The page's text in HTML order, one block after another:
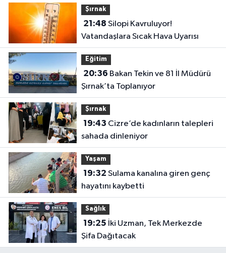
Şırnak
21:48
Vatandaşlara Sıcak Hava Uyarısı
Eğitim
20:36
Şırnak’ta Toplanıyor
Şırnak
19:43
sahada dinleniyor
Yaşam
19:32
hayatını kaybetti
Sağlık
19:25
Şifa Dağıtacak